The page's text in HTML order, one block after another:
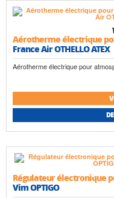
Aérotherme électrique
France Air OTHELLO ATEX
Aérotherme électrique pour
Régulateur électronique
Vim OPTIGO